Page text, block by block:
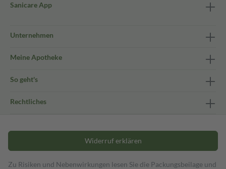
Sanicare App
Unternehmen
Meine Apotheke
So geht's
Rechtliches
Widerruf erklären
Zu Risiken und Nebenwirkungen lesen Sie die Packungsbeilage und